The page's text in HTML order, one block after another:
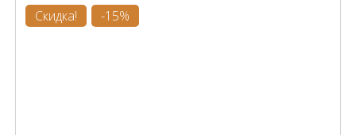
Скидка! -15%